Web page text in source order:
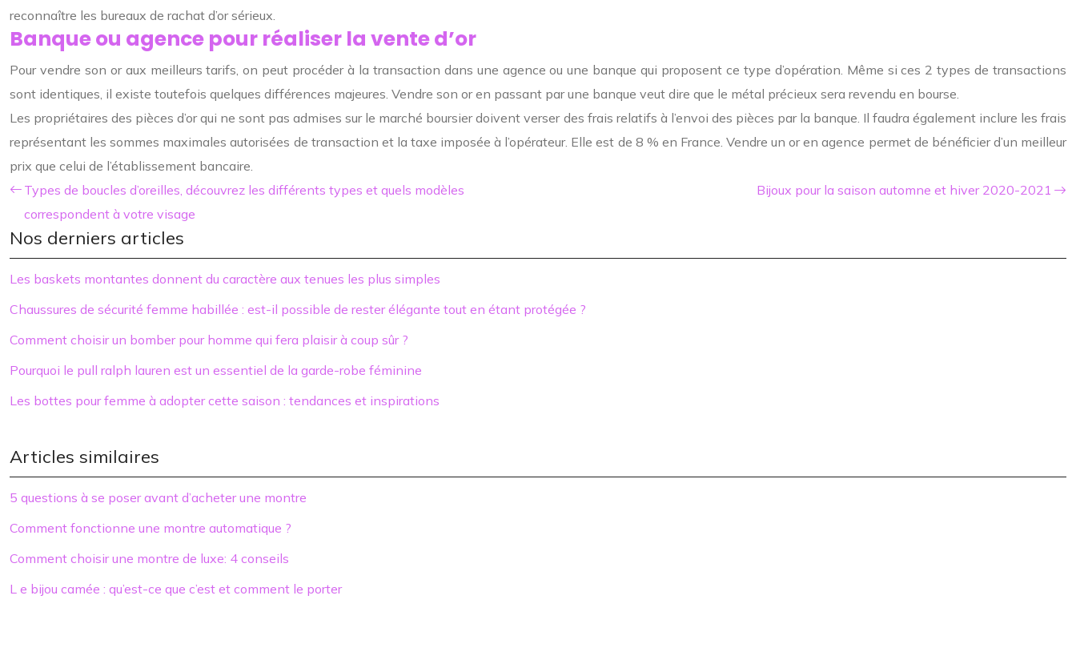
reconnaître les bureaux de rachat d’or sérieux.
Banque ou agence pour réaliser la vente d’or
Pour vendre son oraux meilleurs tarifs, on peut procéder à la transaction dans une agence ou une banque qui proposent ce type d’opération. Même si ces 2 types de transactions
sont identiques, il existe toutefois quelques différences majeures. Vendre son or en passant par une banque veut dire que le métal précieux sera revendu en bourse.
Les propriétaires des pièces d’or qui ne sont pas admises sur le marché boursier doivent verser des frais relatifs à l’envoi des pièces par la banque. Il faudra également inclure les frais
représentant les sommes maximales autorisées de transaction et la taxe imposée à l’opérateur. Elle est de 8 % en France. Vendre un or en agence permet de bénéficier d’un meilleur
prix que celui de l’établissement bancaire.
Types de boucles d’oreilles, découvrez les différents types et quels modèles
correspondent à votre visage
Bijoux pour la saison automne et hiver 2020-2021
Nos derniers articles
Les baskets montantes donnent du caractère aux tenues les plus simples
Chaussures de sécurité femme habillée : est-il possible de rester élégante tout en étant protégée ?
Comment choisir un bomber pour homme qui fera plaisir à coup sûr ?
Pourquoi le pull ralph lauren est un essentiel de la garde-robe féminine
Les bottes pour femme à adopter cette saison : tendances et inspirations
Articles similaires
5 questions à se poser avant d’acheter une montre
Comment fonctionne une montre automatique ?
Comment choisir une montre de luxe: 4 conseils
L e bijou camée : qu’est-ce que c’est et comment le porter